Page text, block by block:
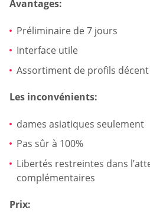
Avantages:
Préliminaire de 7 jours
Interface utile
Assortiment de profils décent
Les inconvénients:
dames asiatiques seulement
Pas sûr à 100%
Libertés restreintes dans
complémentaires
Prix: